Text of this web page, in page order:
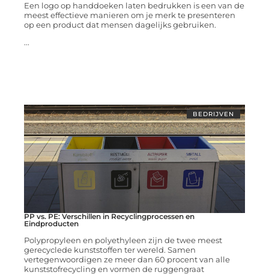
Een logo op handdoeken laten bedrukken is een van de
meest effectieve manieren om je merk te presenteren
op een product dat mensen dagelijks gebruiken.
...
BEDRIJVEN
PP vs. PE: Verschillen in Recyclingprocessen en
Eindproducten
Polypropyleen en polyethyleen zijn de twee meest
gerecyclede kunststoffen ter wereld. Samen
vertegenwoordigen ze meer dan 60 procent van alle
kunststofrecycling en vormen de ruggengraat